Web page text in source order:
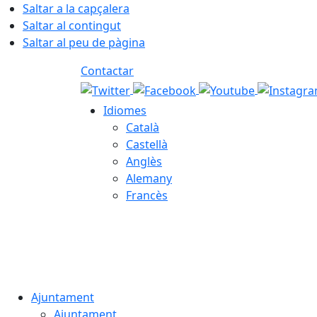
Saltar a la capçalera
Saltar al contingut
Saltar al peu de pàgina
Contactar
Idiomes
Català
Castellà
Anglès
Alemany
Francès
Ajuntament